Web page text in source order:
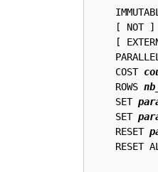
[ NOT
[
    COST
    ROWS
    SET
    SET
    RESET
RESET